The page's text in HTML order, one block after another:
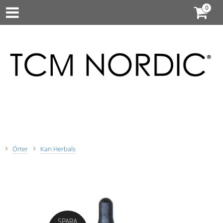
Örter Kan Herbals